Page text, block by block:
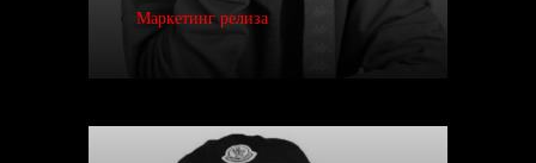
Маркетинг релиза